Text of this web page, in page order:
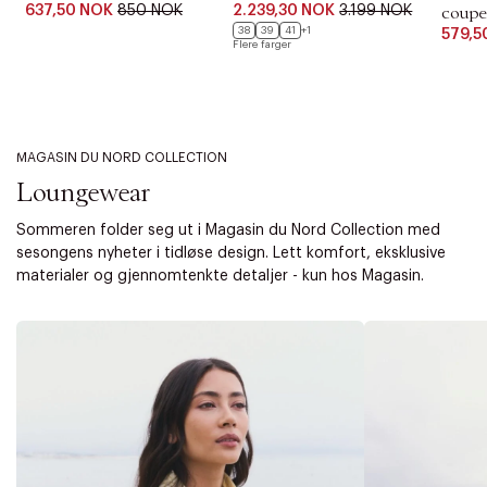
637,50 NOK 850 NOK 2.239,30 NOK 3.199 NOK
38 39 41
+1
Flere farger
MAGASIN DU NORD COLLECTION
Loungewear
Sommeren folder seg ut i Magasin du Nord Collection med
sesongens nyheter i tidløse design. Lett komfort, eksklusive
materialer og gjennomtenkte detaljer - kun hos Magasin.